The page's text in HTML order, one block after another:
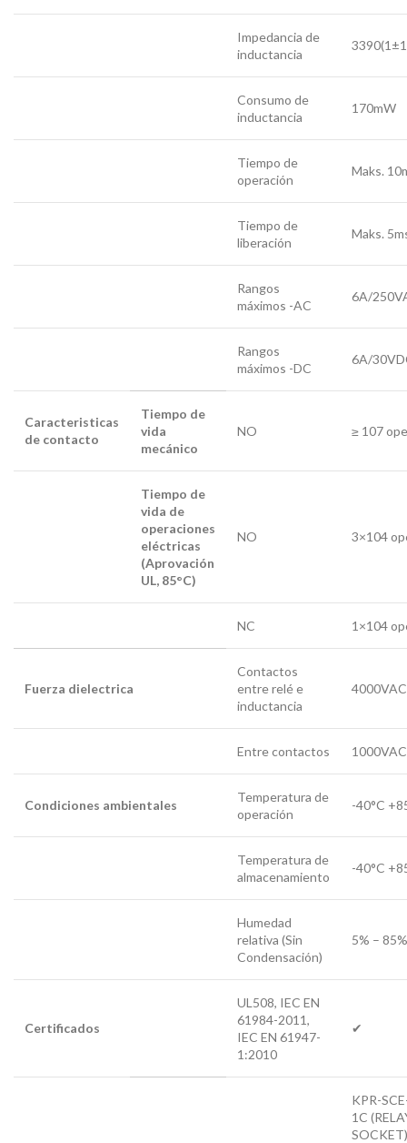
Impedancia de
inductancia
Consumo de
inductancia
170mW
Tiempo de
operación
Maks.
Tiempo de
liberación
Maks.
Rangos
máximos -AC
6A/
Rangos
máximos -DC
6A/
Caracteristicas
de contacto
Tiempo de
vida
mecánico
NO ≥ 107
Tiempo de
vida de
operaciones
eléctricas
(Aprovación
UL, 85°C)
NO 3×104
NC 1×104
Fuerza dielectrica
Contactos
entre relé e
inductancia
Entre contactos
Condiciones ambientales
Temperatura de
operación
-40°C
Temperatura de
almacenamiento
-40°C
Humedad
relativa (Sin
Condensación)
5% – 85%
Certificados
UL508, IEC EN
61984-2011,
IEC EN 61947-
1:2010
✔
KPR-
1C